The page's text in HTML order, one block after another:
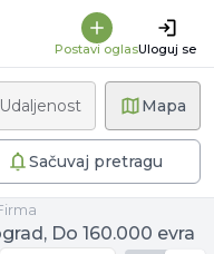
Postavi oglasUloguj se
Mapa
Sačuvaj pretragu
Udaljenost
firma
Do 160.000 evra